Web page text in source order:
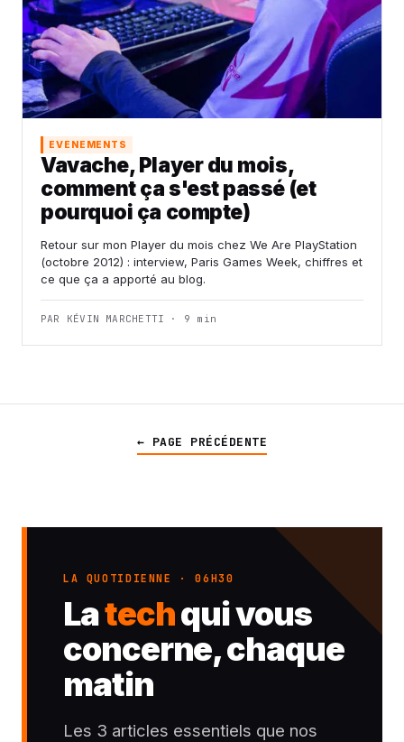
EVENEMENTS
Vavache, Player du mois,
comment ça s'est passé (et
pourquoi ça compte)
Retour sur mon Player du mois chez We Are PlayStation
(octobre 2012) : interview, Paris Games Week, chiffres et
ce que ça a apporté au blog.
PAR KÉVIN MARCHETTI · 9 min
← PAGE PRÉCÉDENTE
LA QUOTIDIENNE · 06H30
Latechqui vous
concerne, chaque
matin
Les 3 articles essentiels que nos